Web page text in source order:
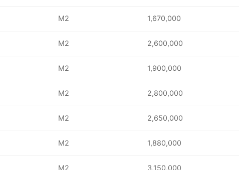
M2 1,670,000
M2 2,600,000
M2 1,900,000
M2 2,800,000
M2 2,650,000
M2 1,880,000
M2 3,150,000